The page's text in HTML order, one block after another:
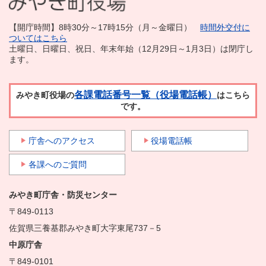
【開庁時間】8時30分～17時15分（月～金曜日） 時間外交付に
ついてはこちら
土曜日、日曜日、祝日、年末年始（12月29日～1月3日）は閉庁し
ます。
みやき町役場の各課電話番号一覧（役場電話帳） はこちら
です。
庁舎へのアクセス 役場電話帳
各課へのご質問
みやき町庁舎・防災センター
〒849-0113
佐賀県三養基郡みやき町大字東尾737－5
中原庁舎
〒849-0101